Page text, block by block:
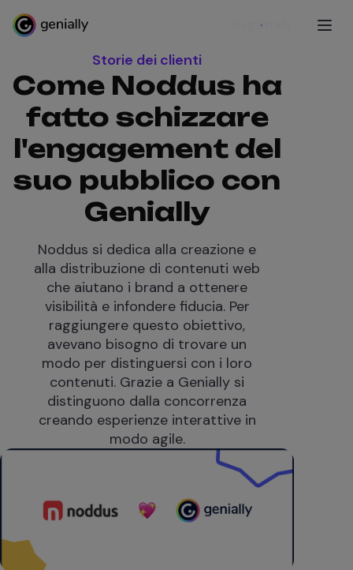
Registrati
Storie dei clienti
Come Noddus ha
fatto schizzare
l'engagement del
suo pubblico con
Genially
Noddus si dedica alla creazione e
alla distribuzione di contenuti web
che aiutano i brand a ottenere
visibilità e infondere fiducia. Per
raggiungere questo obiettivo,
avevano bisogno di trovare un
modo per distinguersi con i loro
contenuti. Grazie a Genially si
distinguono dalla concorrenza
creando esperienze interattive in
modo agile.